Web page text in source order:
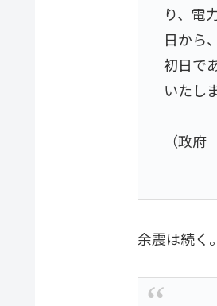
り、電
日から
初日で
いたし
（政
余震は続く。